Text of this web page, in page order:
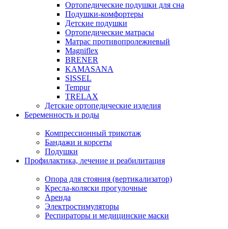
Ортопедические подушки для сна
Подушки-комфортеры
Детские подушки
Ортопедические матрасы
Матрас противопролежневый
Magniflex
BRENER
KAMASANA
SISSEL
Tempur
TRELAX
Детские ортопедические изделия
Беременность и роды
Компрессионный трикотаж
Бандажи и корсеты
Подушки
Профилактика, лечение и реабилитация
Опора для стояния (вертикализатор)
Кресла-коляски прогулочные
Аренда
Электростимуляторы
Респираторы и медицинские маски